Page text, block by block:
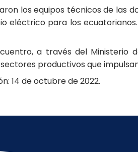
los equipos técnicos de las
eléctrico para los
a través del Ministerio
productivos que
14 de octubre de 2022.